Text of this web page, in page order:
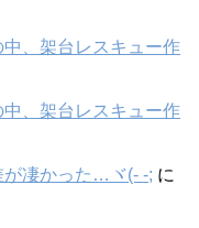
、架台レスキュー作
、架台レスキュー作
が凄かった…ヾ(- -; に